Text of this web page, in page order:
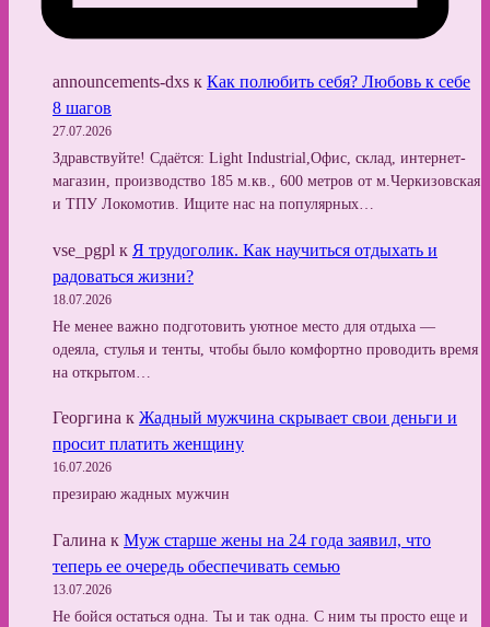
announcements-dxs к Как полюбить себя? Любовь к себе
8 шагов
27.07.2026
Здравствуйте! Сдаётся: Light Industrial,Офис, склад, интернет-
магазин, производство 185 м.кв., 600 метров от м.Черкизовская
и ТПУ Локомотив. Ищите нас на популярных…
vse_pgpl к Я трудоголик. Как научиться отдыхать и
радоваться жизни?
18.07.2026
Не менее важно подготовить уютное место для отдыха —
одеяла, стулья и тенты, чтобы было комфортно проводить время
на открытом…
Георгина к Жадный мужчина скрывает свои деньги и
просит платить женщину
16.07.2026
презираю жадных мужчин
Галина к Муж старше жены на 24 года заявил, что
теперь ее очередь обеспечивать семью
13.07.2026
Не бойся остаться одна. Ты и так одна. С ним ты просто еще и